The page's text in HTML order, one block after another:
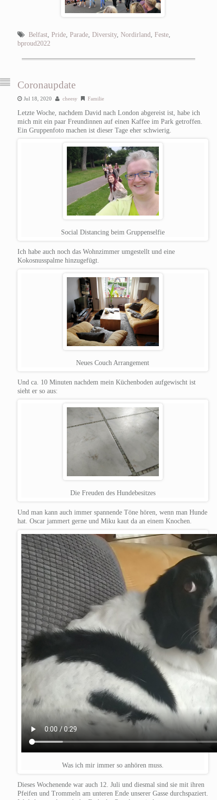
Belfast, Pride, Parade, Diversity, Nordirland Feste,
bproud2022
Coronaupdate
Jul 18, 2020 cheesy Familie
Letzte Woche, nachdem David nach London abgereist ist, habe ich
mich mit ein paar Freundinnen auf einen Kaffee im Park getroffen.
Ein Gruppenfoto machen ist dieser Tage eher schwierig.
Social Distancing beim Gruppenselfie
Ich habe auch noch das Wohnzimmer umgestellt und eine
Kokosnusspalme hinzugefügt.
Neues Couch Arrangement
Und ca. 10 Minuten nachdem mein Küchenboden aufgewischt ist
sieht er so aus:
Die Freuden des Hundebesitzes
Und man kann auch immer spannende Töne hören, wenn man Hunde
hat. Oscar jammert gerne und Miku kaut da an einem Knochen.
Was ich mir immer so anhören muss.
Dieses Wochenende war auch 12. Juli und diesmal sind sie mit ihren
Pfeifen und Trommeln am unteren Ende unserer Gasse durchspaziert.